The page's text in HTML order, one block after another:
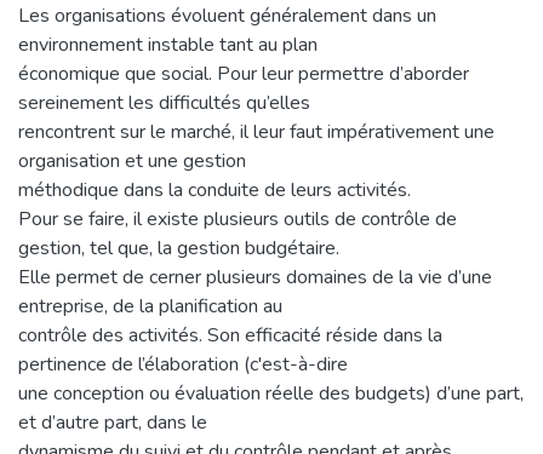
Les organisations évoluent généralement dans un
environnement instable tant au plan
économique que social. Pour leur permettre d’aborder
sereinement les difficultés qu’elles
rencontrent sur le marché, il leur faut impérativement une
organisation et une gestion
méthodique dans la conduite de leurs activités.
Pour se faire, il existe plusieurs outils de contrôle de
gestion, tel que, la gestion budgétaire.
Elle permet de cerner plusieurs domaines de la vie d’une
entreprise, de la planification au
contrôle des activités. Son efficacité réside dans la
pertinence de l’élaboration (c'est-à-dire
une conception ou évaluation réelle des budgets) d’une part,
et d’autre part, dans le